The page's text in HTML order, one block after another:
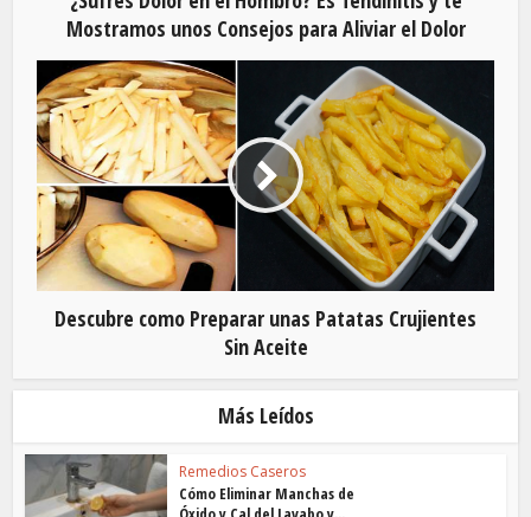
Mostramos unos Consejos para Aliviar el Dolor
Descubre como Preparar unas Patatas Crujientes
Sin Aceite
Más Leídos
Remedios Caseros
Cómo Eliminar Manchas de